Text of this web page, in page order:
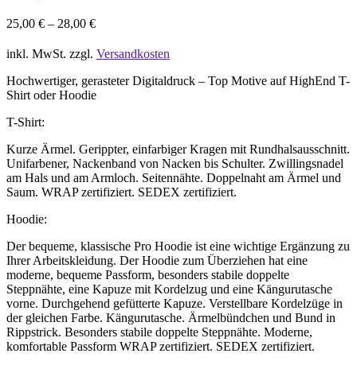
25,00 € – 28,00 €
inkl. MwSt. zzgl. Versandkosten
Hochwertiger, gerasteter Digitaldruck – Top Motive auf HighEnd T-
Shirt oder Hoodie
T-Shirt:
Kurze Ärmel. Gerippter, einfarbiger Kragen mit Rundhalsausschnitt.
Unifarbener, Nackenband von Nacken bis Schulter. Zwillingsnadel
am Hals und am Armloch. Seitennähte. Doppelnaht am Ärmel und
Saum. WRAP zertifiziert. SEDEX zertifiziert.
Hoodie:
Der bequeme, klassische Pro Hoodie ist eine wichtige Ergänzung zu
Ihrer Arbeitskleidung. Der Hoodie zum Überziehen hat eine
moderne, bequeme Passform, besonders stabile doppelte
Steppnähte, eine Kapuze mit Kordelzug und eine Kängurutasche
vorne. Durchgehend gefütterte Kapuze. Verstellbare Kordelzüge in
der gleichen Farbe. Kängurutasche. Ärmelbündchen und Bund in
Rippstrick. Besonders stabile doppelte Steppnähte. Moderne,
komfortable Passform WRAP zertifiziert. SEDEX zertifiziert.